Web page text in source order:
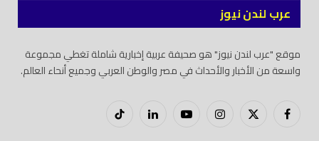
عرب لندن نيوز
موقع "عرب لندن نيوز" هو صحيفة عربية إخبارية شاملة تغطي مجموعة
واسعة من الأخبار والأحداث في مصر والوطن العربي وجميع أنحاء العالم.
فيسبوكX
إنستغراميوتيوب لينكدود
تيك